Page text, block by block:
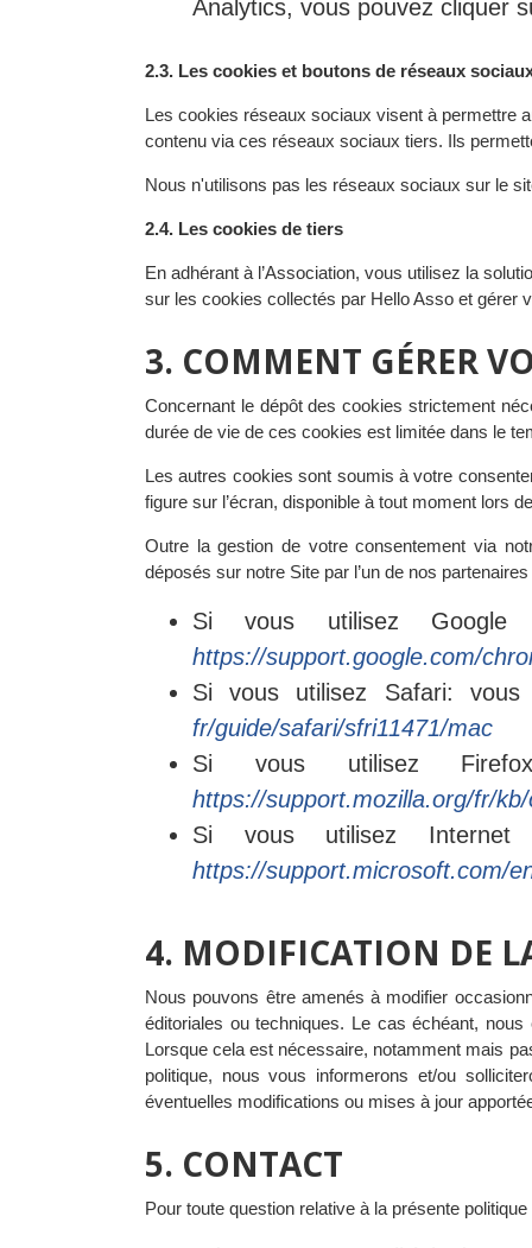
Analytics, vous pouvez cliquer
2.3. Les cookies et boutons de réseaux
Les cookies réseaux sociaux visent à permettre
contenu via ces réseaux sociaux tiers. Ils
Nous n'utilisons pas les réseaux sociaux sur le
2.4. Les cookies de tiers
En adhérant à l’Association, vous utilisez la
sur les cookies collectés par Hello Asso et gérer
3. COMMENT GÉRER
Concernant le dépôt des cookies strictement
durée de vie de ces cookies est limitée dans le
Les autres cookies sont soumis à votre
figure sur l’écran, disponible à tout moment lors
Outre la gestion de votre consentement via
déposés sur notre Site par l’un de nos
Si vous utilisez Google
https://support.google.com/
Si vous utilisez Safari:
fr/guide/safari/sfri11471/mac
Si vous utilisez
https://support.mozilla.org/fr/
Si vous utilisez
https://support.microsoft.com/
4. MODIFICATION DE
Nous pouvons être amenés à modifier
éditoriales ou techniques. Le cas échéant,
Lorsque cela est nécessaire, notamment mais
politique, nous vous informerons et/ou
éventuelles modifications ou mises à jour
5. CONTACT
Pour toute question relative à la présente